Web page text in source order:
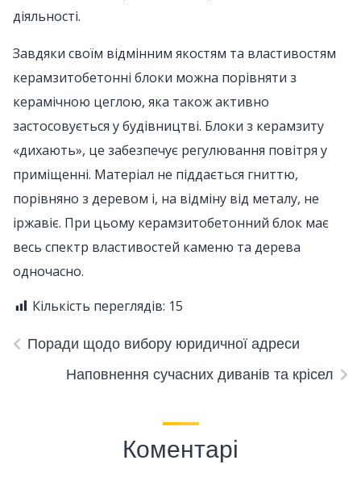
діяльності.
Завдяки своїм відмінним якостям та властивостям
керамзитобетонні блоки можна порівняти з
керамічною цеглою, яка також активно
застосовується у будівництві. Блоки з керамзиту
«дихають», це забезпечує регулювання повітря у
приміщенні. Матеріал не піддається гниттю,
порівняно з деревом і, на відміну від металу, не
іржавіє. При цьому керамзитобетонний блок має
весь спектр властивостей каменю та дерева
одночасно.
Кількість переглядів: 15
Поради щодо вибору юридичної адреси
Наповнення сучасних диванів та крісел
Коментарі